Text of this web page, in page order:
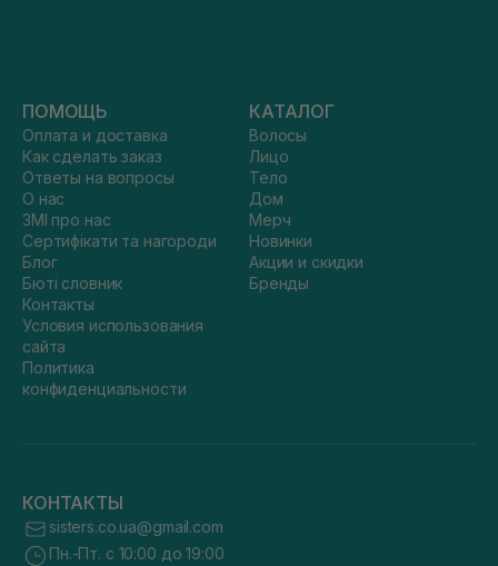
ПОМОЩЬ
Оплата и доставка
Как сделать заказ
Ответы на вопросы
О нас
ЗМІ про нас
Сертифікати та нагороди
Блог
Бюті словник
Контакты
Условия использования
сайта
Политика
конфиденциальности
КАТАЛОГ
Волосы
Лицо
Тело
Дом
Мерч
Новинки
Акции и скидки
Бренды
КОНТАКТЫ
sisters.co.ua@gmail.com
Пн.-Пт. с 10:00 до 19:00